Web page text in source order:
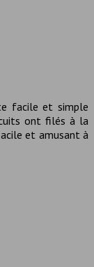
facile et simple
ont filés à la
et amusant à